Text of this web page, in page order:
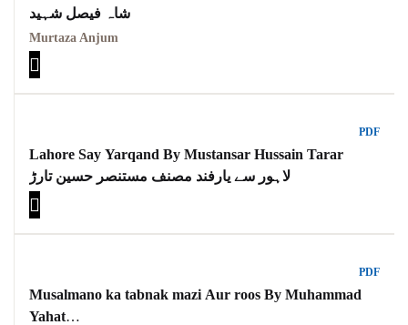
شاہ فیصل شہید
Murtaza Anjum
PDF
Lahore Say Yarqand By Mustansar Hussain Tarar
لاہور سے یارفند مصنف مستنصر حسین تارڑ
PDF
Musalmano ka tabnak mazi Aur roos By Muhammad
Yahat